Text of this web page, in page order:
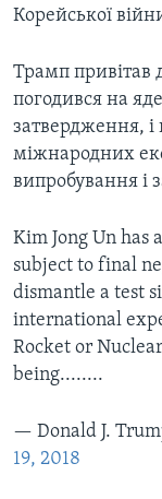
Корейської
Трамп привітав
погодився на
затвердження, і
міжнародних
випробування і
Kim Jong Un has
subject to final
dismantle a test
international
Rocket or
being........
— Donald J.
19, 2018